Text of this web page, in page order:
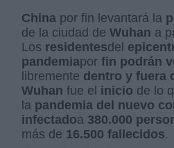
China por fin levantará la
de la ciudad deWuhan a
Los residentesdel
pandemiaporfin podrán
libremente dentro y fuera
Wuhanfue el inicio de lo
la pandemia del nuevo
infectadoa 380.000
más de 16.500 fallecidos.